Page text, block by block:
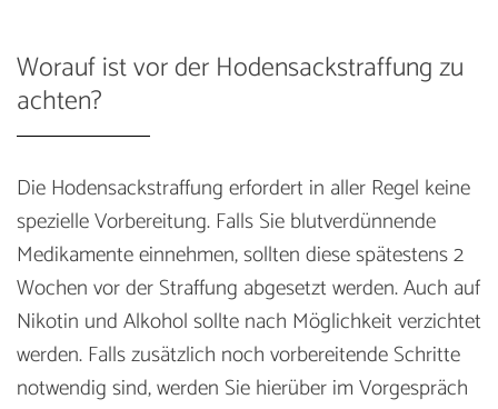
Worauf ist vor der Hodensackstraffung zu
achten?
Die Hodensackstraffung erfordert in aller Regel keine
spezielle Vorbereitung. Falls Sie blutverdünnende
Medikamente einnehmen, sollten diese spätestens 2
Wochen vor der Straffung abgesetzt werden. Auch auf
Nikotin und Alkohol sollte nach Möglichkeit verzichtet
werden. Falls zusätzlich noch vorbereitende Schritte
notwendig sind, werden Sie hierüber im Vorgespräch